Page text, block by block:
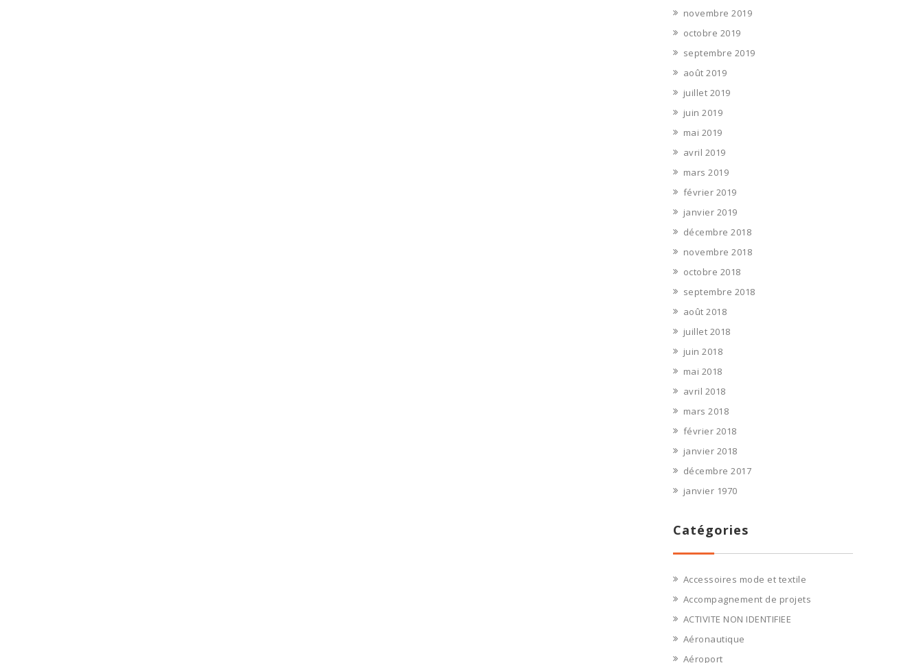
novembre 2019
octobre 2019
septembre 2019
août 2019
juillet 2019
juin 2019
mai 2019
avril 2019
mars 2019
février 2019
janvier 2019
décembre 2018
novembre 2018
octobre 2018
septembre 2018
août 2018
juillet 2018
juin 2018
mai 2018
avril 2018
mars 2018
février 2018
janvier 2018
décembre 2017
janvier 1970
Catégories
Accessoires mode et textile
Accompagnement de projets
ACTIVITE NON IDENTIFIEE
Aéronautique
Aéroport